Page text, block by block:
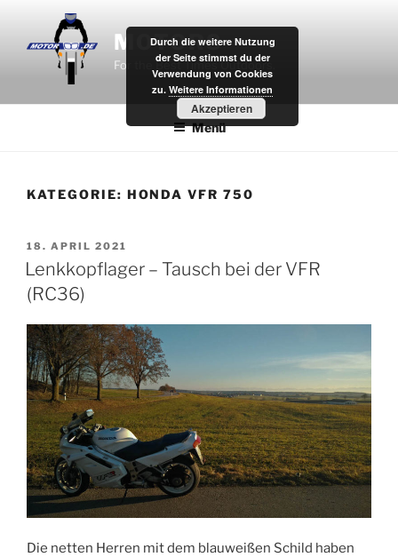
springen
MOTOR8
For the Best Times Outdoors.
Menü
KATEGORIE: HONDA VFR 750
VERÖFFENTLICHT
AM
18. APRIL 2021
Lenkkopflager – Tausch bei der VFR
(RC36)
Die netten Herren mit dem blauweißen Schild haben
Durch die weitere Nutzung
der Seite stimmst du der
Verwendung von Cookies
zu. Weitere Informationen
Akzeptieren